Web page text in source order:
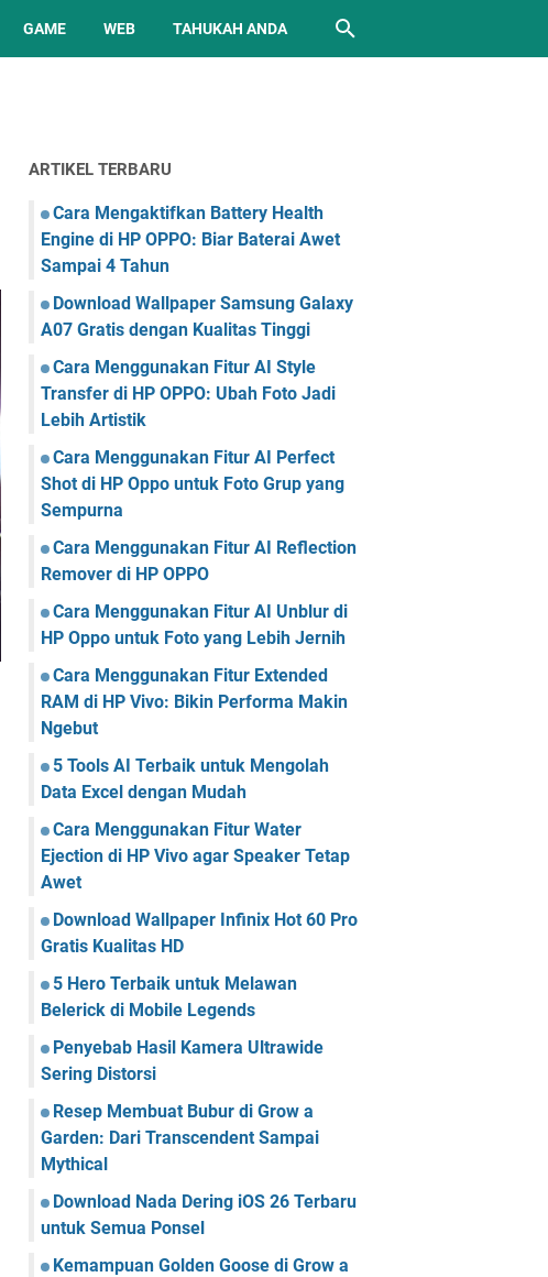
GAME WEB TAHUKAH ANDA
ARTIKEL TERBARU
Cara Mengaktifkan Battery Health
Engine di HP OPPO: Biar Baterai Awet
Sampai 4 Tahun
Download Wallpaper Samsung Galaxy
A07 Gratis dengan Kualitas Tinggi
Cara Menggunakan Fitur AI Style
Transfer di HP OPPO: Ubah Foto Jadi
Lebih Artistik
Cara Menggunakan Fitur AI Perfect
Shot di HP Oppo untuk Foto Grup yang
Sempurna
Cara Menggunakan Fitur AI Reflection
Remover di HP OPPO
Cara Menggunakan Fitur AI Unblur di
HP Oppo untuk Foto yang Lebih Jernih
Cara Menggunakan Fitur Extended
RAM di HP Vivo: Bikin Performa Makin
Ngebut
5 Tools AI Terbaik untuk Mengolah
Data Excel dengan Mudah
Cara Menggunakan Fitur Water
Ejection di HP Vivo agar Speaker Tetap
Awet
Download Wallpaper Infinix Hot 60 Pro
Gratis Kualitas HD
5 Hero Terbaik untuk Melawan
Belerick di Mobile Legends
Penyebab Hasil Kamera Ultrawide
Sering Distorsi
Resep Membuat Bubur di Grow a
Garden: Dari Transcendent Sampai
Mythical
Download Nada Dering iOS 26 Terbaru
untuk Semua Ponsel
Kemampuan Golden Goose di Grow a